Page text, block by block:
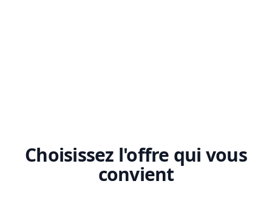
Choisissez l'offre qui vous
convient